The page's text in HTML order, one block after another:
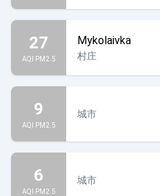
27
AQI PM2.5
Mykolaivka
村庄
9
AQI PM2.5
城市
6
AQI PM2.5
城市